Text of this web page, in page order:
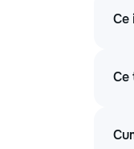
Ce
Ce